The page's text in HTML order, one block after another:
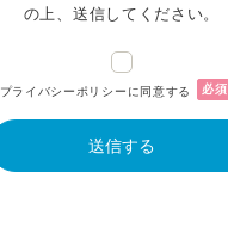
の上、送信してください。
プライバシーポリシーに同意する 必須